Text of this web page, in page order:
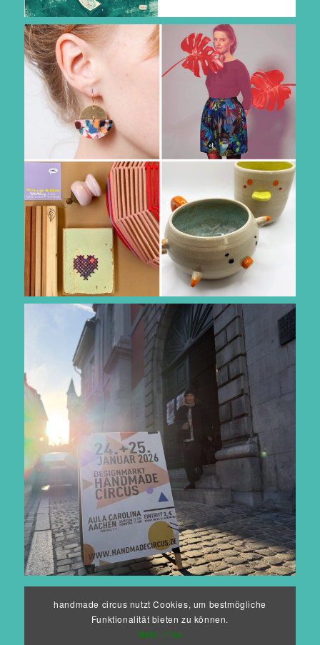
Auf Instagram folgen
handmade circus nutzt Cookies, um bestmögliche
Funktionalität bieten zu können.
Mehr Infos